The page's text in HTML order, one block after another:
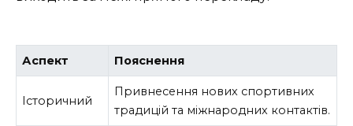
Аспект Пояснення
Історичний
Привнесення нових спортивних
традицій та міжнародних контактів.